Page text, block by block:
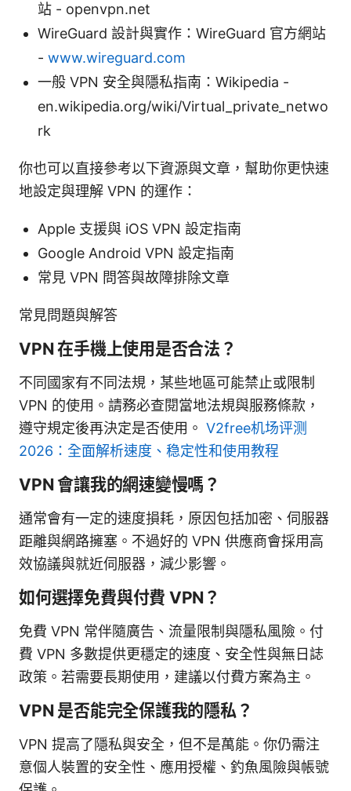
站 - openvpn.net
WireGuard 設計與實作：WireGuard 官方網站
- www.wireguard.com
一般 VPN 安全與隱私指南：Wikipedia -
en.wikipedia.org/wiki/Virtual_private_netwo
rk
你也可以直接參考以下資源與文章，幫助你更快速
地設定與理解 VPN 的運作：
Apple 支援與 iOS VPN 設定指南
Google Android VPN 設定指南
常見 VPN 問答與故障排除文章
常見問題與解答
VPN 在手機上使用是否合法？
不同國家有不同法規，某些地區可能禁止或限制
VPN 的使用。請務必查閱當地法規與服務條款，
遵守規定後再決定是否使用。 V2free机场评测
2026：全面解析速度、稳定性和使用教程
VPN 會讓我的網速變慢嗎？
通常會有一定的速度損耗，原因包括加密、伺服器
距離與網路擁塞。不過好的 VPN 供應商會採用高
效協議與就近伺服器，減少影響。
如何選擇免費與付費 VPN？
免費 VPN 常伴隨廣告、流量限制與隱私風險。付
費 VPN 多數提供更穩定的速度、安全性與無日誌
政策。若需要長期使用，建議以付費方案為主。
VPN 是否能完全保護我的隱私？
VPN 提高了隱私與安全，但不是萬能。你仍需注
意個人裝置的安全性、應用授權、釣魚風險與帳號